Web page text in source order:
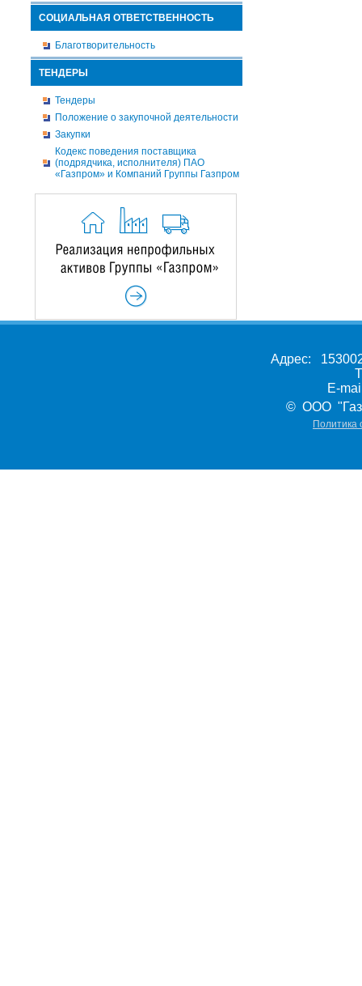
СОЦИАЛЬНАЯ ОТВЕТСТВЕННОСТЬ
Благотворительность
ТЕНДЕРЫ
Тендеры
Положение о закупочной деятельности
Закупки
Кодекс поведения поставщика
(подрядчика, исполнителя) ПАО
«Газпром» и Компаний Группы Газпром
Адрес:
E-
© ООО
Политика